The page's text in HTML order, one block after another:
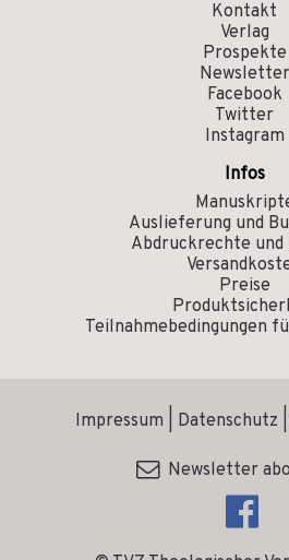
Kontakt
Verlag
Prospekte
Newsletter
Facebook
Twitter
Instagram
Infos
Auslieferung und
Abdruckrechte und
Preise
Teilnahmebedingungen
Impressum Datenschutz
Newsletter